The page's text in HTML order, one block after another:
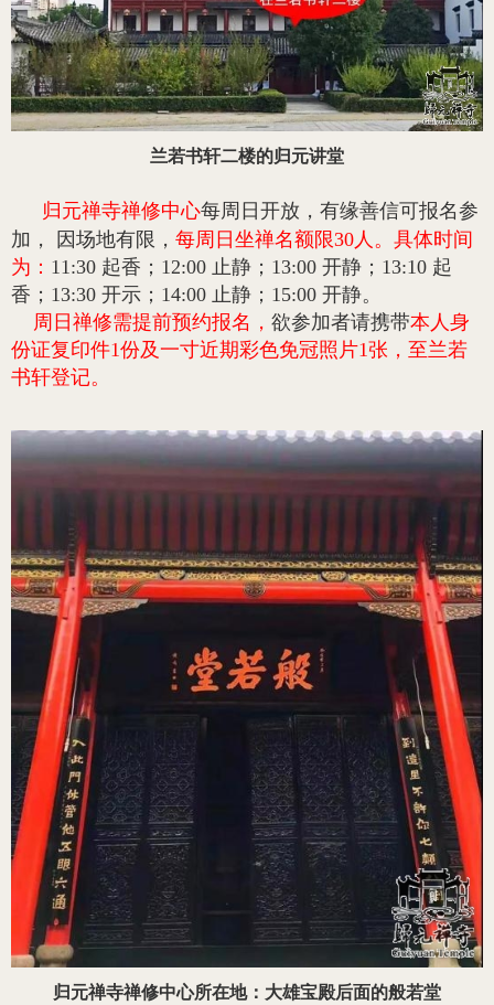
兰若书轩二楼的归元讲堂
归元禅寺禅修中心每周日开放，有缘善信可报名参
加， 因场地有限， 每周日坐禅名额限30人。具体时间
为： 11:30 起香；12:00 止静；13:00 开静；13:10 起
香；13:30 开示；14:00 止静；15:00 开静。
周日禅修需提前预约报名， 欲参加者请携带本人身
份证复印件1份及一寸近期彩色免冠照片1张，至兰若
书轩登记。
归元禅寺禅修中心所在地：大雄宝殿后面的般若堂